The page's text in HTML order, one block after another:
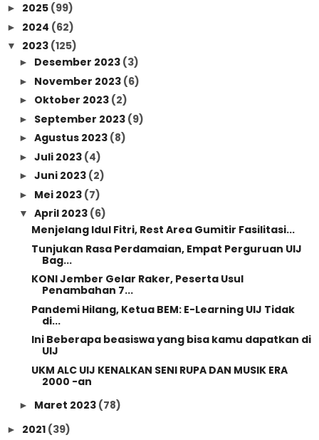
► 2025 (99)
► 2024 (62)
▼ 2023 (125)
► Desember 2023 (3)
► November 2023 (6)
► Oktober 2023 (2)
► September 2023 (9)
► Agustus 2023 (8)
► Juli 2023 (4)
► Juni 2023 (2)
► Mei 2023 (7)
▼ April 2023 (6)
Menjelang Idul Fitri, Rest Area Gumitir Fasilitasi...
Tunjukan Rasa Perdamaian, Empat Perguruan UIJ
Bag...
KONI Jember Gelar Raker, Peserta Usul
Penambahan 7...
Pandemi Hilang, Ketua BEM: E-Learning UIJ Tidak
di...
Ini Beberapa beasiswa yang bisa kamu dapatkan di
UIJ
UKM ALC UIJ KENALKAN SENI RUPA DAN MUSIK ERA
2000 -an
► Maret 2023 (78)
► 2021 (39)